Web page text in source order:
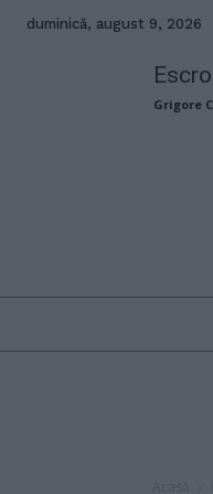
duminică, august 9, 2026
Grigore